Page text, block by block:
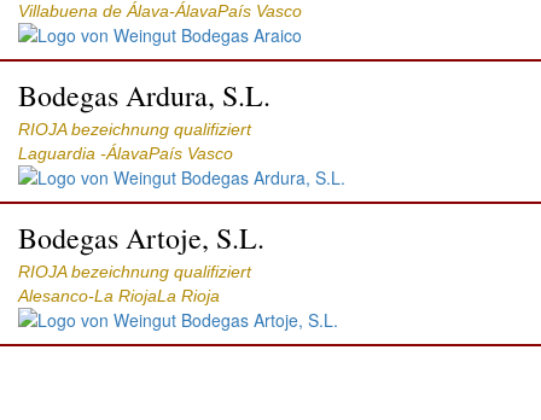
Villabuena de Álava-ÁlavaPaís Vasco
Bodegas Ardura, S.L.
RIOJA bezeichnung qualifiziert
Laguardia -ÁlavaPaís Vasco
Bodegas Artoje, S.L.
RIOJA bezeichnung qualifiziert
Alesanco-La RiojaLa Rioja